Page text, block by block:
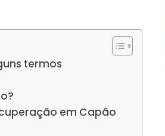
termos
em Capão